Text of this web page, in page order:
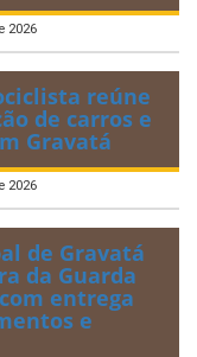
2026
reúne
de carros e
Gravatá
2026
de Gravatá
da Guarda
entrega
e